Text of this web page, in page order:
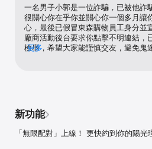
用戶的實際見面比例遠高於傳統交友軟
真實興趣上。
GRASS 跟其他交友軟體哪裡不同？
與 Tinder、Omi、Bumble、CMB 等傳
GRASS 起源於台灣，由一群熱愛運動與
品牌理念是讓交友回歸線下真實互動。
世界各地喜歡戶外的人都能用同樣的方
一名男子小郭是一位詐騙，已被他詐
很關心你在乎你並關心你一個多月讓
心，最後已假冒東森購物員工身分並
廠商活動後台要求你點擊不明連結，
檢舉，希望大家能謹慎交友，避免鬼
更多
新功能
「無限配對」上線！ 更快約到你的陽光